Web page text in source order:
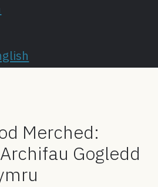
Merched:
Gogledd